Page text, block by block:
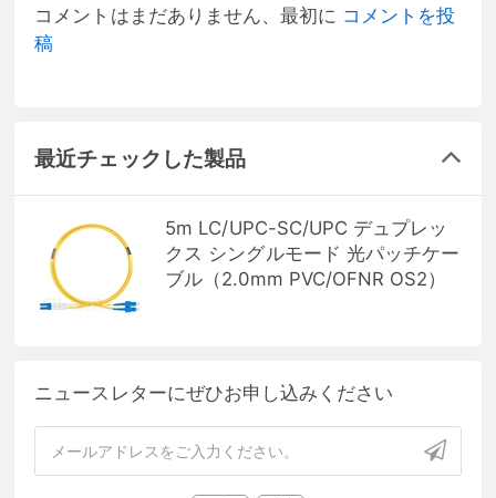
コメントはまだありません、最初に コメントを投
稿
最近チェックした製品
5m LC/UPC-SC/UPC デュプレッ
クス シングルモード 光パッチケー
ブル（2.0mm PVC/OFNR OS2）
ニュースレターにぜひお申し込みください